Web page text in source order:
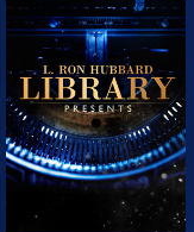
SERIE
ENTDECKEN